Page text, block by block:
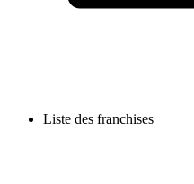
Liste des franchises